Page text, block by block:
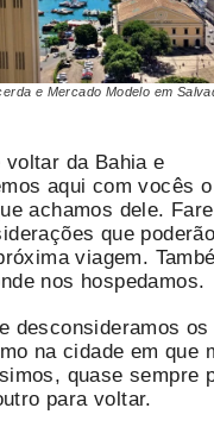
e Mercado Modelo em
voltar da Bahia e
aqui com vocês
achamos dele.
que
viagem.
nos hospedamos.
desconsideramos
na cidade em que
quase sempre
para voltar.